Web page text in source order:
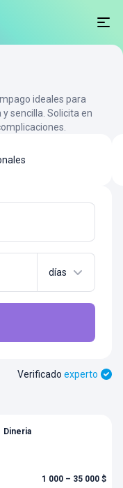
ideales para
sencilla. Solicita en
días
Verificado experto
Dineria
1 000 – 35 000 $